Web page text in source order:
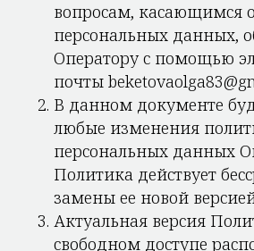
вопросам, касающимся
персональных данных,
Оператору с помощью
почты
В данном документе
любые изменения
персональных данных
Политика действует
замены ее новой
Актуальная версия
свободном доступе